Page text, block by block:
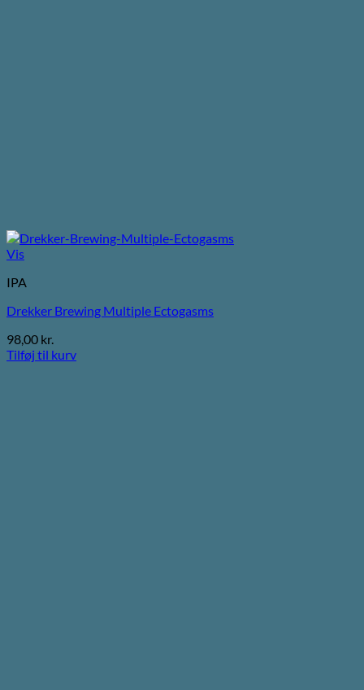
Vis
IPA
Drekker Brewing Multiple Ectogasms
98,00 kr.
Tilføj til kurv